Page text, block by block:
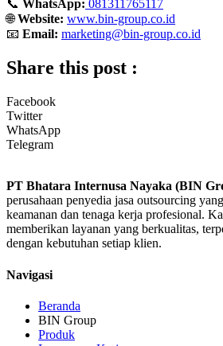
📞 WhatsApp: 081311765117
🌐Website: www.bin-group.co.id
📧 Email: marketing@bin-group.co.id
Share this post :
Facebook
Twitter
WhatsApp
Telegram
PT Bhatara Internusa Nayaka (BIN
perusahaan penyedia jasa outsourcing
keamanan dan tenaga kerja profesional.
memberikan layanan yang berkualitas,
dengan kebutuhan setiap klien.
Navigasi
Beranda
BIN Group
Produk